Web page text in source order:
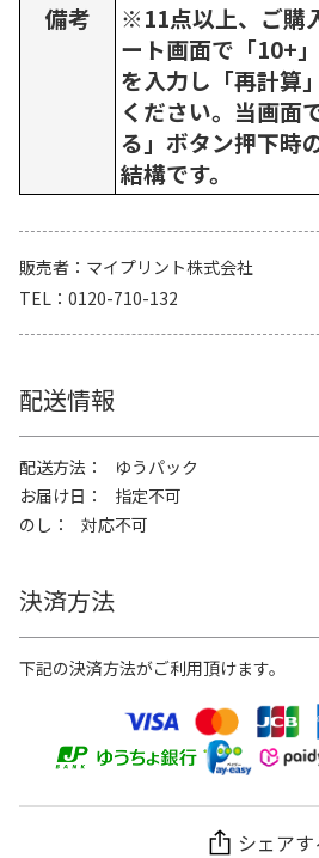
備考
※11点以上、ご購
ート画面で「10+
を入力し「再計算
ください。当画面
る」ボタン押下時
結構です。
販売者
マイプリント株式会社
TEL
0120-710-132
配送情報
配送方法
ゆうパック
お届け日
指定不可
のし
対応不可
決済方法
下記の決済方法がご利用頂けます。
シェアす